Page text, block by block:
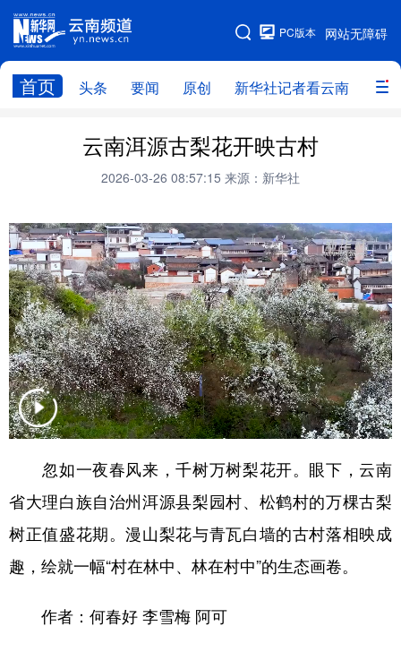
网站无障碍
PC版本
首页 头条 要闻 原创 新华社记者看云南 政务
网站地图
头条 云南要闻 本网原创
新华社记者看云南 政务
教育
州市
社会
图片
经济 服务 云南故事
云南青年说 趣看文物
云南洱源古梨花开映古村
2026-03-26 08:57:15 来源：新华社
忽如一夜春风来，千树万树梨花开。眼下，云南
省大理白族自治州洱源县梨园村、松鹤村的万棵古梨
树正值盛花期。漫山梨花与青瓦白墙的古村落相映成
趣，绘就一幅“村在林中、林在村中”的生态画卷。
作者：何春好 李雪梅 阿可